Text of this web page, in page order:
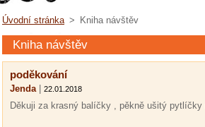
Úvodní stránka > Kniha návštěv
Kniha návštěv
poděkování
Jenda 22.01.2018
Děkuji za krasný balíčky , pěkně ušitý